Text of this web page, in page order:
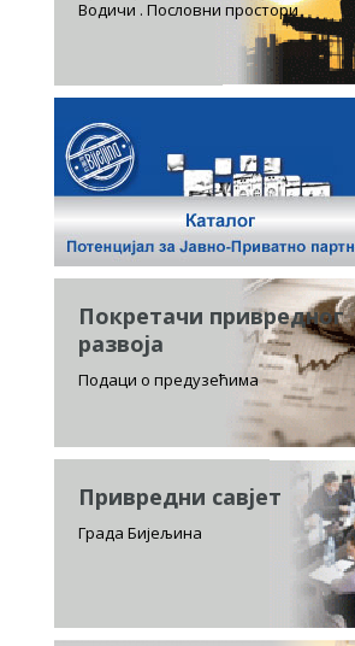
Водичи . Пословни простори
Покретачи привредног
развоја
Подаци о предузећима
Привредни савјет
Града Бијељина